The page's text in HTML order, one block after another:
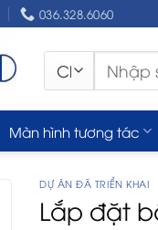
036.328.6060
Tìm
kiếm:
Màn hình tương tác
DỰ ÁN ĐÃ TRIỂN KHAI
Lắp đặt